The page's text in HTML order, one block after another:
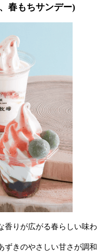
春もちサンデー)
香りが広がる春らしい味わ
ずきのやさしい甘さが調和